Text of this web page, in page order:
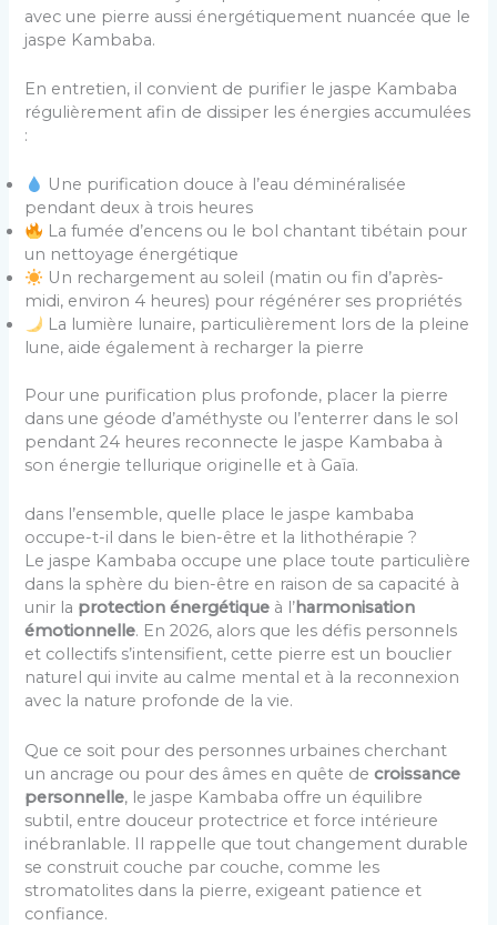
avec une pierre aussi énergétiquement nuancée que le
jaspe Kambaba.
En entretien, il convient de purifier le jaspe Kambaba
régulièrement afin de dissiper les énergies accumulées
:
Une purification douce à l’eau déminéralisée
pendant deux à trois heures
La fumée d’encens ou le bol chantant tibétain pour
un nettoyage énergétique
Un rechargement au soleil (matin ou fin d’après-
midi, environ 4 heures) pour régénérer ses propriétés
La lumière lunaire, particulièrement lors de la pleine
lune, aide également à recharger la pierre
Pour une purification plus profonde, placer la pierre
dans une géode d’améthyste ou l’enterrer dans le sol
pendant 24 heures reconnecte le jaspe Kambaba à
son énergie tellurique originelle et à Gaïa.
dans l’ensemble, quelle place le jaspe kambaba
occupe-t-il dans le bien-être et la lithothérapie ?
Le jaspe Kambaba occupe une place toute particulière
dans la sphère du bien-être en raison de sa capacité à
unir la protection énergétique à l’harmonisation
émotionnelle. En 2026, alors que les défis personnels
et collectifs s’intensifient, cette pierre est un bouclier
naturel qui invite au calme mental et à la reconnexion
avec la nature profonde de la vie.
Que ce soit pour des personnes urbaines cherchant
un ancrage ou pour des âmes en quête decroissance
personnelle, le jaspe Kambaba offre un équilibre
subtil, entre douceur protectrice et force intérieure
inébranlable. Il rappelle que tout changement durable
se construit couche par couche, comme les
stromatolites dans la pierre, exigeant patience et
confiance.